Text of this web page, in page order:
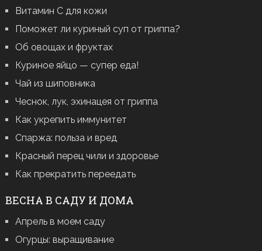
Витамин С для кожи
Поможет ли куриный суп от гриппа?
Об овощах и фруктах
Куриное яйцо — супер еда!
Чай из шиповника
Чеснок, лук, эхинацея от гриппа
Как укрепить иммунитет
Спаржа: польза и вред
Красный перец чили и здоровье
Как прекратить переедать
ВЕСНА В САДУ И ДОМА
Апрель в моем саду
Огурцы: выращивание